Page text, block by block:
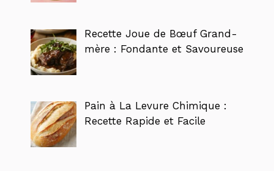
Recette Joue de Bœuf Grand-
mère : Fondante et Savoureuse
Pain à La Levure Chimique :
Recette Rapide et Facile